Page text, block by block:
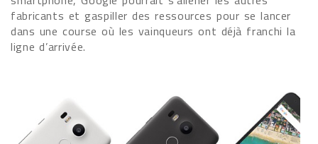
fabricants et gaspiller des ressources pour se lancer
dans une course où les vainqueurs ont déjà franchi la
ligne d’arrivée.